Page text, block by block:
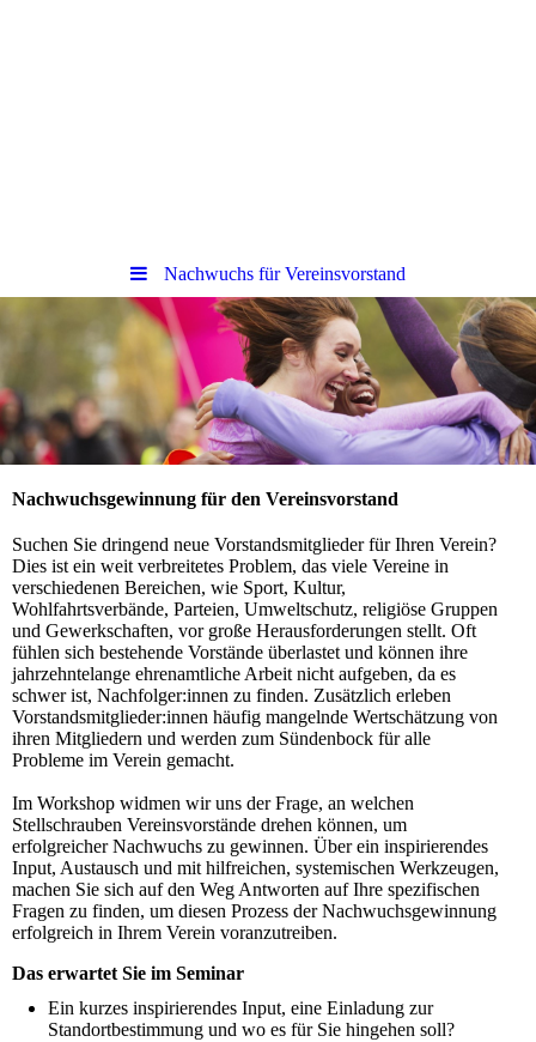
Nachwuchs für Vereinsvorstand
Nachwuchsgewinnung für den Vereinsvorstand
Suchen Sie dringend neue Vorstandsmitglieder für Ihren Verein?
Dies ist ein weit verbreitetes Problem, das viele Vereine in
verschiedenen Bereichen, wie Sport, Kultur,
Wohlfahrtsverbände, Parteien, Umweltschutz, religiöse Gruppen
und Gewerkschaften, vor große Herausforderungen stellt. Oft
fühlen sich bestehende Vorstände überlastet und können ihre
jahrzehntelange ehrenamtliche Arbeit nicht aufgeben, da es
schwer ist, Nachfolger:innen zu finden. Zusätzlich erleben
Vorstandsmitglieder:innen häufig mangelnde Wertschätzung von
ihren Mitgliedern und werden zum Sündenbock für alle
Probleme im Verein gemacht.
Im Workshop widmen wir uns der Frage, an welchen
Stellschrauben Vereinsvorstände drehen können, um
erfolgreicher Nachwuchs zu gewinnen. Über ein inspirierendes
Input, Austausch und mit hilfreichen, systemischen Werkzeugen,
machen Sie sich auf den Weg Antworten auf Ihre spezifischen
Fragen zu finden, um diesen Prozess der Nachwuchsgewinnung
erfolgreich in Ihrem Verein voranzutreiben.
Das erwartet Sie im Seminar
Ein kurzes inspirierendes Input, eine Einladung zur
Standortbestimmung und wo es für Sie hingehen soll?